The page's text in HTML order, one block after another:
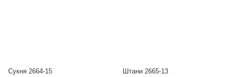
Сукня 2664-15 Штани 2665-13